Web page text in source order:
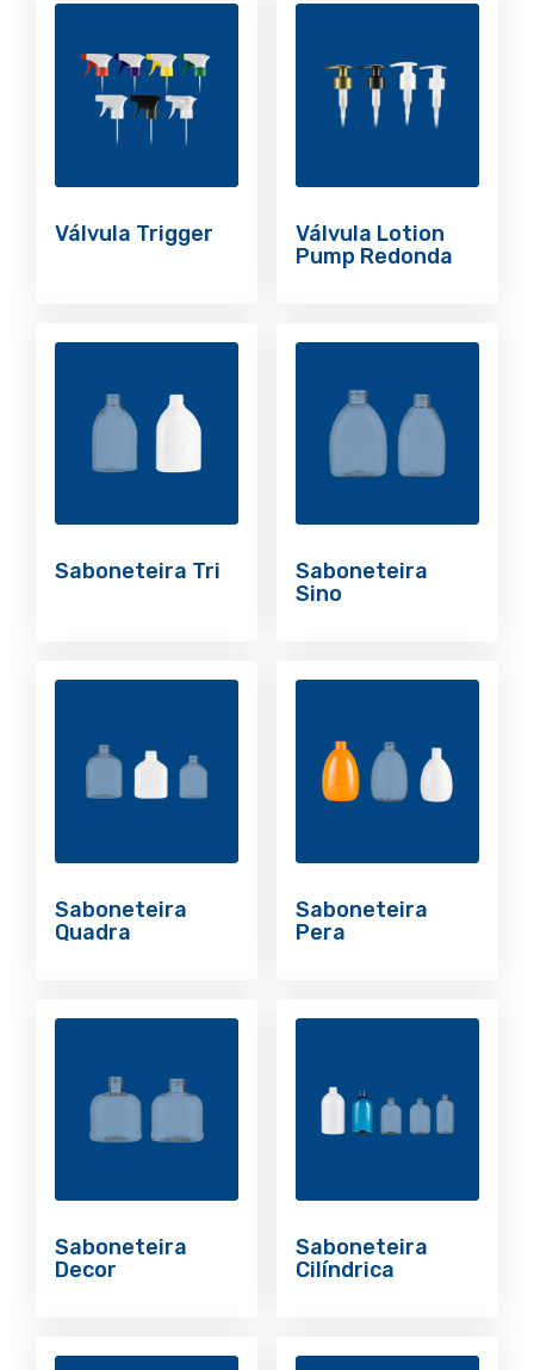
Válvula Trigger
Válvula Lotion
Pump Redonda
Saboneteira Tri
Saboneteira
Sino
Saboneteira
Quadra
Saboneteira
Pera
Saboneteira
Decor
Saboneteira
Cilíndrica